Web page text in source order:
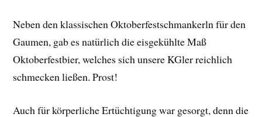
Neben den klassischen Oktoberfestschmankerln für den
Gaumen, gab es natürlich die eisgekühlte Maß
Oktoberfestbier, welches sich unsere KGler reichlich
schmecken ließen. Prost!
Auch für körperliche Ertüchtigung war gesorgt, denn die